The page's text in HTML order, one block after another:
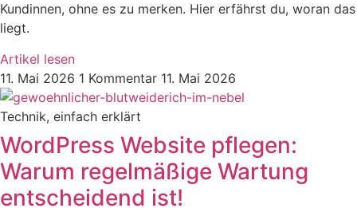
Kundinnen, ohne es zu merken. Hier erfährst du, woran das
liegt.
Artikel lesen
11. Mai 2026 1 Kommentar 11. Mai 2026
Technik, einfach erklärt
WordPress Website pflegen:
Warum regelmäßige Wartung
entscheidend ist!